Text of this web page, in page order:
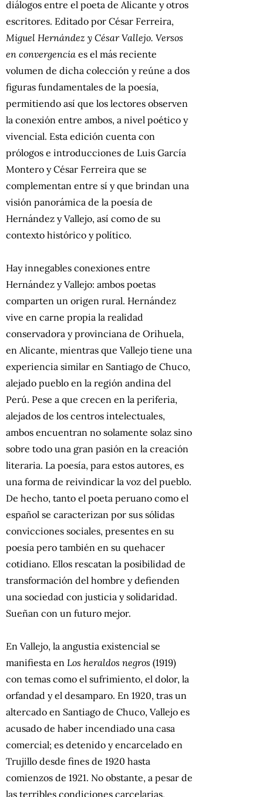
diálogos entre el poeta de Alicante y otros
escritores. Editado por César Ferreira,
Miguel Hernández y César Vallejo. Versos
en convergencia es el más reciente
volumen de dicha colección y reúne a dos
figuras fundamentales de la poesía,
permitiendo así que los lectores observen
la conexión entre ambos, a nivel poético y
vivencial. Esta edición cuenta con
prólogos e introducciones de Luis García
Montero y César Ferreira que se
complementan entre sí y que brindan una
visión panorámica de la poesía de
Hernández y Vallejo, así como de su
contexto histórico y político.
Hay innegables conexiones entre
Hernández y Vallejo: ambos poetas
comparten un origen rural. Hernández
vive en carne propia la realidad
conservadora y provinciana de Orihuela,
en Alicante, mientras que Vallejo tiene una
experiencia similar en Santiago de Chuco,
alejado pueblo en la región andina del
Perú. Pese a que crecen en la periferia,
alejados de los centros intelectuales,
ambos encuentran no solamente solaz sino
sobre todo una gran pasión en la creación
literaria. La poesía, para estos autores, es
una forma de reivindicar la voz del pueblo.
De hecho, tanto el poeta peruano como el
español se caracterizan por sus sólidas
convicciones sociales, presentes en su
poesía pero también en su quehacer
cotidiano. Ellos rescatan la posibilidad de
transformación del hombre y defienden
una sociedad con justicia y solidaridad.
Sueñan con un futuro mejor.
En Vallejo, la angustia existencial se
manifiesta en Los heraldos negros (1919)
con temas como el sufrimiento, el dolor, la
orfandad y el desamparo. En 1920, tras un
altercado en Santiago de Chuco, Vallejo es
acusado de haber incendiado una casa
comercial; es detenido y encarcelado en
Trujillo desde fines de 1920 hasta
comienzos de 1921. No obstante, a pesar de
las terribles condiciones carcelarias,